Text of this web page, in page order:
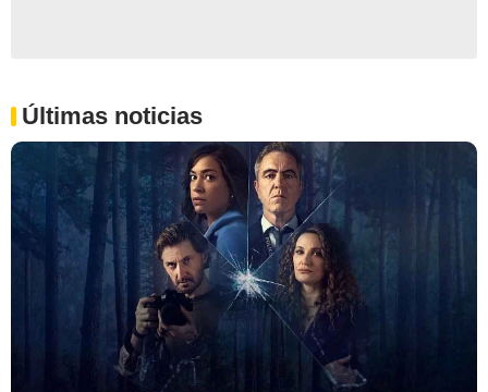
Últimas noticias